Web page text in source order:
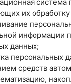
система
их
информации
данных;
персональных
средств